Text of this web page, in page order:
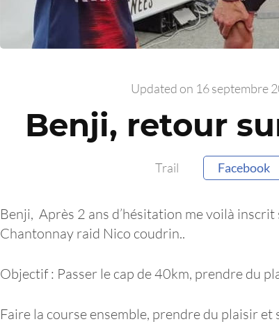
Updated on 16 septembre
Benji, retour
Trail Facebook
Benji, Après 2 ans d’hésitation me voilà
Chantonnay raid Nico coudrin..
Objectif : Passer le cap de 40km, prendre du
Faire la course ensemble, prendre du plaisir